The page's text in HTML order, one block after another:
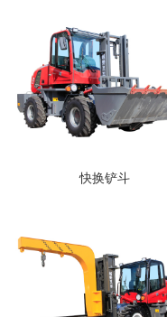
快换铲斗